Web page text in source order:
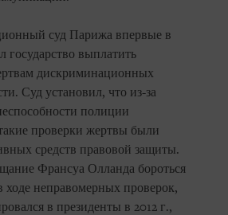
суд Парижа впервые в
государство выплатить
дискриминационных
Суд установил, что из-за
полиции
проверки жертвы были
средств правовой защиты.
Франсуа Олланда бороться
неправомерных проверок,
в президенты в 2012 г.,